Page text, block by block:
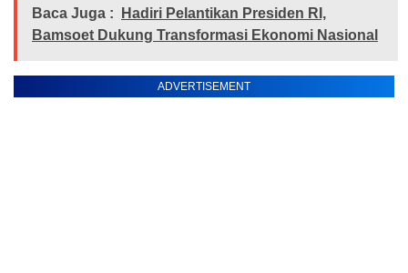
Baca Juga :
Hadiri Pelantikan Presiden RI,
Bamsoet Dukung Transformasi Ekonomi Nasional
ADVERTISEMENT